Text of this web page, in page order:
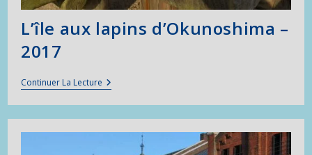
L’île aux lapins d’Okunoshima –
2017
Continuer La LectureL’île
Aux
Lapins
D’Okunoshima